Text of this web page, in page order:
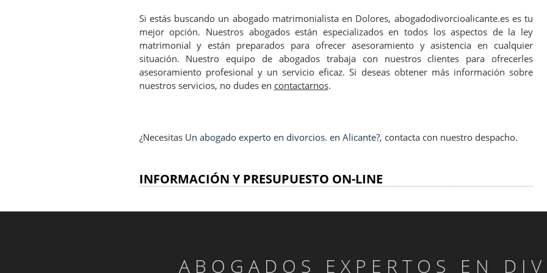
Si estás buscando un abogado matrimonialista en Dolores, abogadodivorcioalicante.es es tu
mejor opción. Nuestros abogados están especializados en todos los aspectos de la ley
matrimonial y están preparados para ofrecer asesoramiento y asistencia en cualquier
situación. Nuestro equipo de abogados trabaja con nuestros clientes para ofrecerles
asesoramiento profesional y un servicio eficaz. Si deseas obtener más información sobre
nuestros servicios, no dudes en contactarnos.
¿Necesitas Un abogado experto en divorcios. en Alicante?, contacta con nuestro despacho.
INFORMACIÓN Y PRESUPUESTO ON-LINE
ABOGADOS EXPERTOS EN